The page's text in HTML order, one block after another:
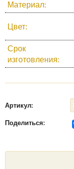
Материал:
Цвет:
Срок
изготовления:
Артикул:
Поделиться: